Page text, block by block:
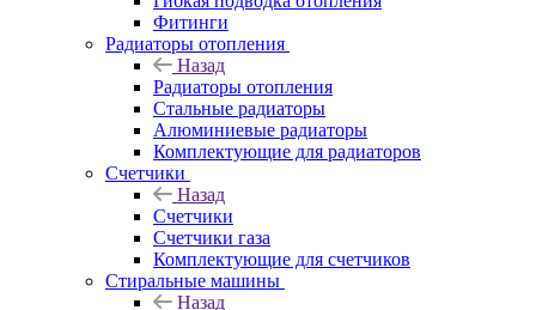
Фитинги
Радиаторы отопления
Назад
Радиаторы отопления
Стальные радиаторы
Алюминиевые радиаторы
Комплектующие для радиаторов
Счетчики
Назад
Счетчики
Счетчики газа
Комплектующие для счетчиков
Стиральные машины
Назад